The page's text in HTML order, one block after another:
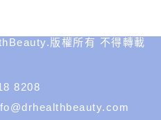
版權所有 不得轉載
8208